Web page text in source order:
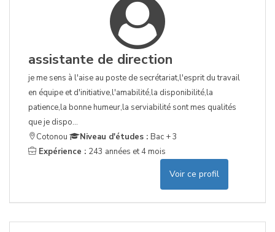
assistante de direction
je me sens à l'aise au poste de secrétariat,l'esprit du travail
en équipe et d'initiative,l'amabilité,la disponibilité,la
patience,la bonne humeur,la serviabilité sont mes qualités
que je dispo...
Cotonou
Niveau d'études : Bac + 3
Expérience : 243 années et 4 mois
Voir ce profil